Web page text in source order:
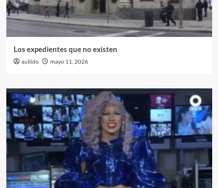
Los expedientes que no existen
aullido mayo 11, 2026